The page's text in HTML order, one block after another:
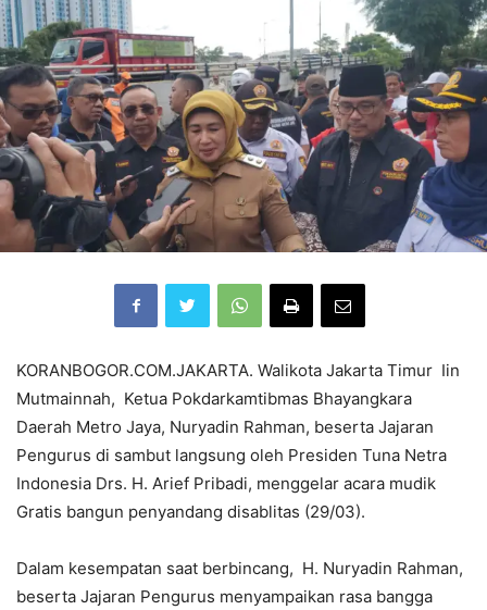
KORANBOGOR.COM.JAKARTA. Walikota Jakarta Timur Iin
Mutmainnah, Ketua Pokdarkamtibmas Bhayangkara
Daerah Metro Jaya, Nuryadin Rahman, beserta Jajaran
Pengurus di sambut langsung oleh Presiden Tuna Netra
Indonesia Drs. H. Arief Pribadi, menggelar acara mudik
Gratis bangun penyandang disablitas (29/03).
Dalam kesempatan saat berbincang, H. Nuryadin Rahman,
beserta Jajaran Pengurus menyampaikan rasa bangga